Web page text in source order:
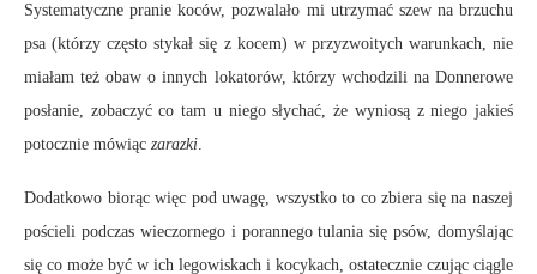
Systematyczne pranie koców, pozwalało mi utrzymać szew na brzuchu
psa (którzy często stykał się z kocem) w przyzwoitych warunkach, nie
miałam też obaw o innych lokatorów, którzy wchodzili na Donnerowe
posłanie, zobaczyć co tam u niego słychać, że wyniosą z niego jakieś
potocznie mówiąc zarazki.
Dodatkowo biorąc więc pod uwagę, wszystko to co zbiera się na naszej
pościeli podczas wieczornego i porannego tulania się psów, domyślając
się co może być w ich legowiskach i kocykach, ostatecznie czując ciągle